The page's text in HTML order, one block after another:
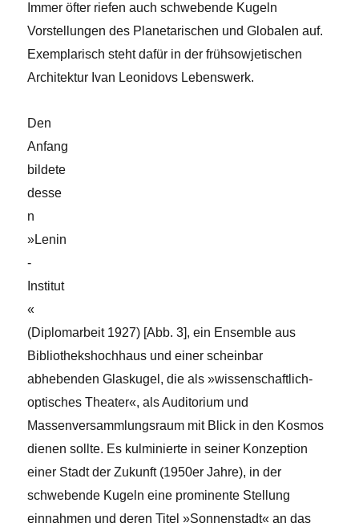
Immer öfter riefen auch schwebende Kugeln
Vorstellungen des Planetarischen und Globalen auf.
Exemplarisch steht dafür in der frühsowjetischen
Architektur Ivan Leonidovs Lebenswerk.
Den
Anfang
bildete
desse
n
»Lenin
-
Institut
«
(Diplomarbeit 1927) [Abb. 3], ein Ensemble aus
Bibliothekshochhaus und einer scheinbar
abhebenden Glaskugel, die als »wissenschaftlich-
optisches Theater«, als Auditorium und
Massenversammlungsraum mit Blick in den Kosmos
dienen sollte. Es kulminierte in seiner Konzeption
einer Stadt der Zukunft (1950er Jahre), in der
schwebende Kugeln eine prominente Stellung
einnahmen und deren Titel »Sonnenstadt« an das